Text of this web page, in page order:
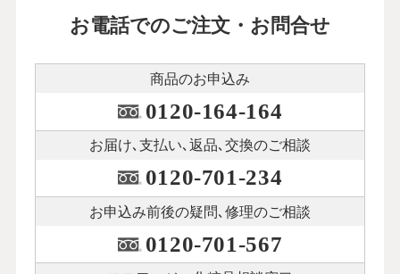
お電話でのご注文・お問合せ
商品のお申込み
0120-164-164
お届け､支払い､ 返品､交換のご相談
0120-701-234
お申込み前後の疑問､修理のご相談
0120-701-567